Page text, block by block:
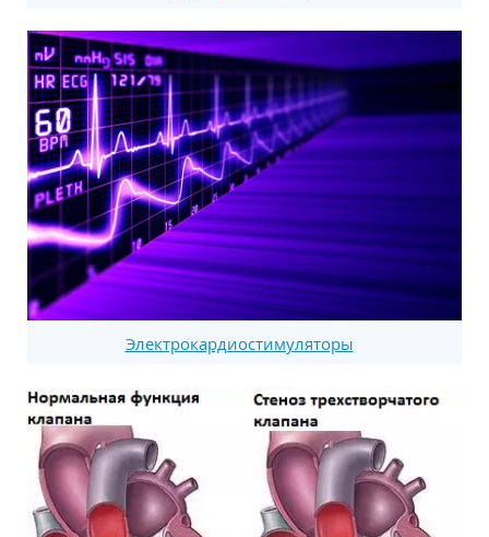
Электрокардиостимуляторы